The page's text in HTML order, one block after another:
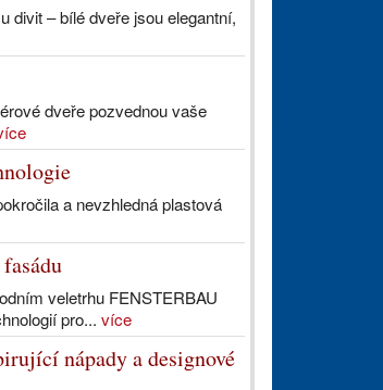
divit – bílé dveře jsou elegantní,
dveře pozvednou vaše
a nevzhledná plastová
veletrhu FENSTERBAU
pro... více
nápady a designové